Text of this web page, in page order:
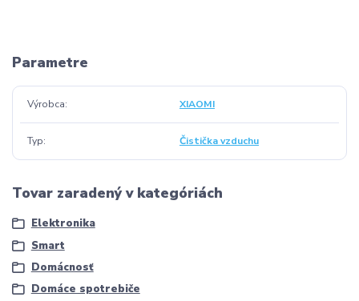
Parametre
Výrobca XIAOMI
Typ Čistička vzduchu
Tovar zaradený v kategóriách
Elektronika
Smart
Domácnosť
Domáce spotrebiče